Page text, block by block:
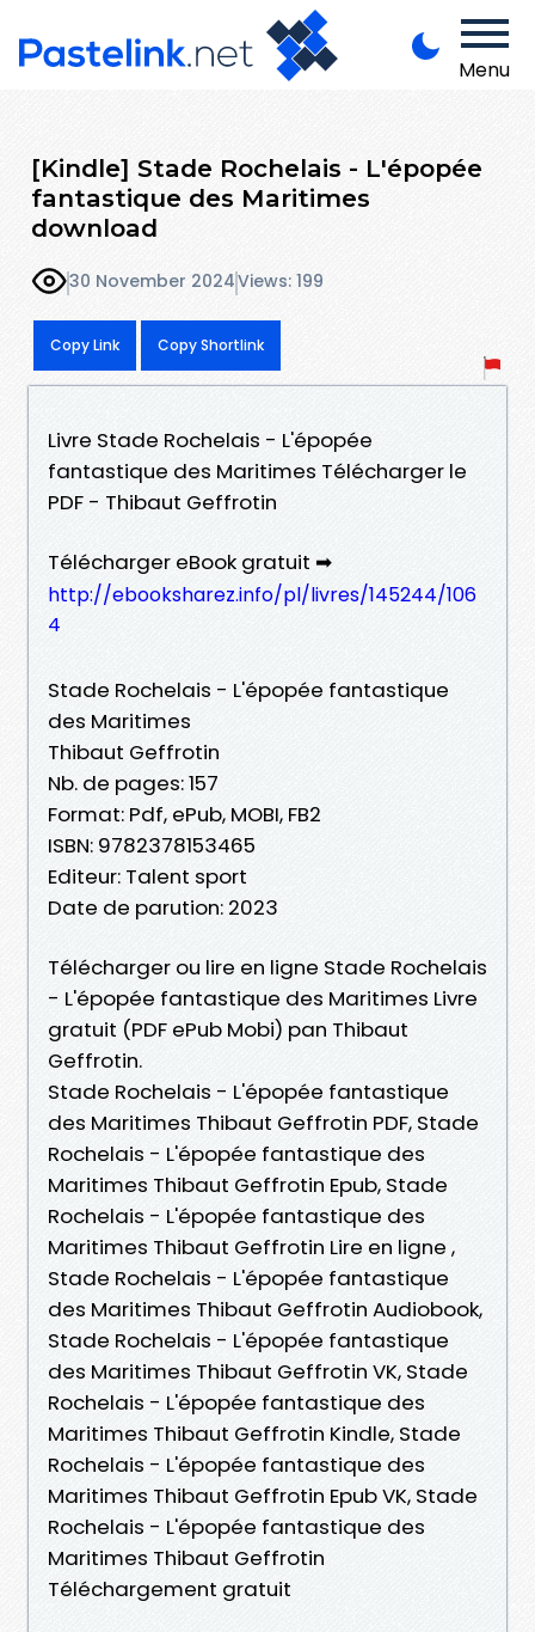
Menu
[Kindle] Stade Rochelais - L'épopée
fantastique des Maritimes
download
30 November 2024Views: 199
Copy Link Copy Shortlink
Livre Stade Rochelais - L'épopée
fantastique des Maritimes Télécharger le
PDF - Thibaut Geffrotin
Télécharger eBook gratuit ➡
http://ebooksharez.info/pl/livres/145244/106
4
Stade Rochelais - L'épopée fantastique
des Maritimes
Thibaut Geffrotin
Nb. de pages: 157
Format: Pdf, ePub, MOBI, FB2
ISBN: 9782378153465
Editeur: Talent sport
Date de parution: 2023
Télécharger ou lire en ligne Stade Rochelais
- L'épopée fantastique des Maritimes Livre
gratuit (PDF ePub Mobi) pan Thibaut
Geffrotin.
Stade Rochelais - L'épopée fantastique
des Maritimes Thibaut Geffrotin PDF, Stade
Rochelais - L'épopée fantastique des
Maritimes Thibaut Geffrotin Epub, Stade
Rochelais - L'épopée fantastique des
Maritimes Thibaut Geffrotin Lire en ligne ,
Stade Rochelais - L'épopée fantastique
des Maritimes Thibaut Geffrotin Audiobook,
Stade Rochelais - L'épopée fantastique
des Maritimes Thibaut Geffrotin VK, Stade
Rochelais - L'épopée fantastique des
Maritimes Thibaut Geffrotin Kindle, Stade
Rochelais - L'épopée fantastique des
Maritimes Thibaut Geffrotin Epub VK, Stade
Rochelais - L'épopée fantastique des
Maritimes Thibaut Geffrotin
Téléchargement gratuit